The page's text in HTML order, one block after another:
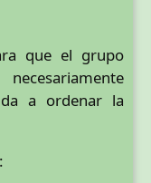
que el grupo
a ordenar la